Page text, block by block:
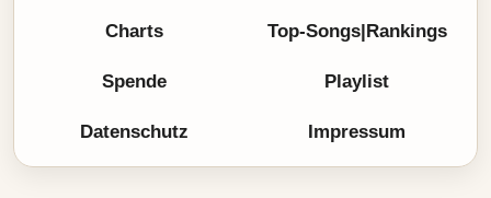
Charts Top-Songs|Rankings
Spende Playlist
Datenschutz Impressum